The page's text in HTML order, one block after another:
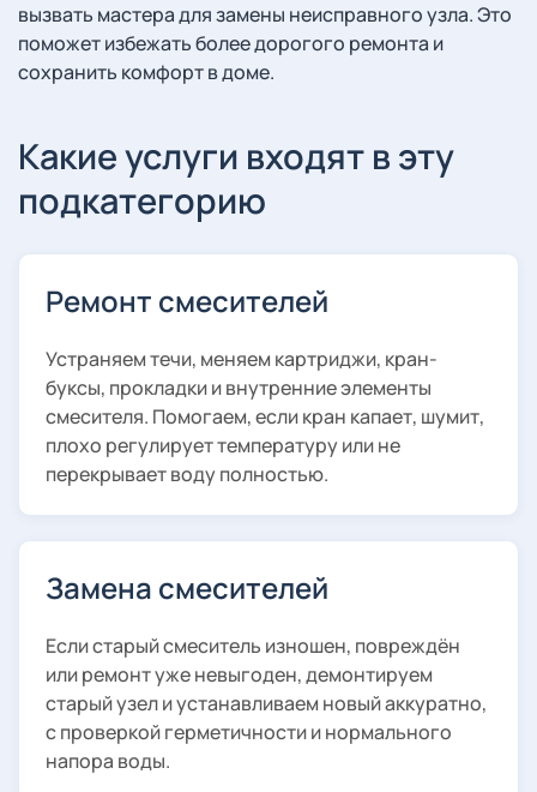
вызвать мастера для замены неисправного узла. Это
поможет избежать более дорогого ремонта и
сохранить комфорт в доме.
Какие услуги входят в эту
подкатегорию
Ремонт смесителей
Устраняем течи, меняем картриджи, кран-
буксы, прокладки и внутренние элементы
смесителя. Помогаем, если кран капает, шумит,
плохо регулирует температуру или не
перекрывает воду полностью.
Замена смесителей
Если старый смеситель изношен, повреждён
или ремонт уже невыгоден, демонтируем
старый узел и устанавливаем новый аккуратно,
с проверкой герметичности и нормального
напора воды.